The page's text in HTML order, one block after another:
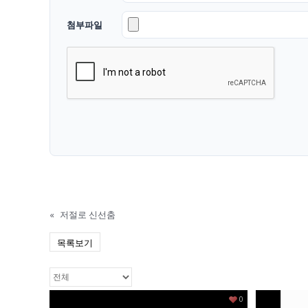
첨부파일
« 저절로 신선춤
목록보기
0